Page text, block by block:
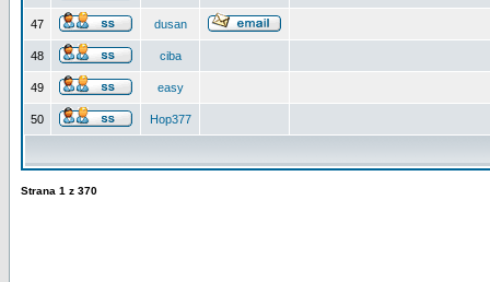
47 dusan
48 ciba
49 easy
50 Hop377
Strana 1 z 370